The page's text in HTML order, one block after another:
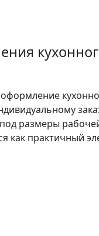
размеры
как практичный